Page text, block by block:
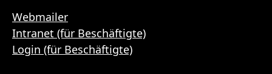
Webmailer
Intranet (für Beschäftigte)
Login (für Beschäftigte)